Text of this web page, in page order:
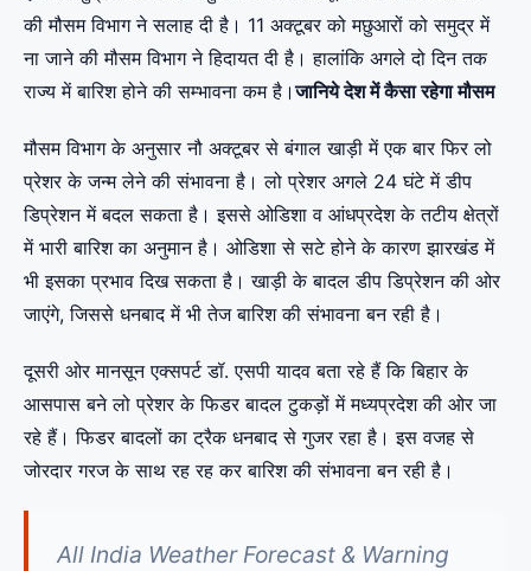
की मौसम विभाग ने सलाह दी है। 11 अक्टूबर को मछुआरों को समुद्र में
ना जाने की मौसम विभाग ने हिदायत दी है। हालांकि अगले दो दिन तक
राज्य में बारिश होने की सम्भावना कम है।जानिये देश में कैसा रहेगा मौसम
मौसम विभाग के अनुसार नौ अक्टूबर से बंगाल खाड़ी में एक बार फिर लो
प्रेशर के जन्म लेने की संभावना है। लो प्रेशर अगले 24 घंटे में डीप
डिप्रेशन में बदल सकता है। इससे ओडिशा व आंधप्रदेश के तटीय क्षेत्रों
में भारी बारिश का अनुमान है। ओडिशा से सटे होने के कारण झारखंड में
भी इसका प्रभाव दिख सकता है। खाड़ी के बादल डीप डिप्रेशन की ओर
जाएंगे, जिससे धनबाद में भी तेज बारिश की संभावना बन रही है।
दूसरी ओर मानसून एक्सपर्ट डॉ. एसपी यादव बता रहे हैं कि बिहार के
आसपास बने लो प्रेशर के फिडर बादल टुकड़ों में मध्यप्रदेश की ओर जा
रहे हैं। फिडर बादलों का ट्रैक धनबाद से गुजर रहा है। इस वजह से
जोरदार गरज के साथ रह रह कर बारिश की संभावना बन रही है।
All India Weather Forecast & Warning